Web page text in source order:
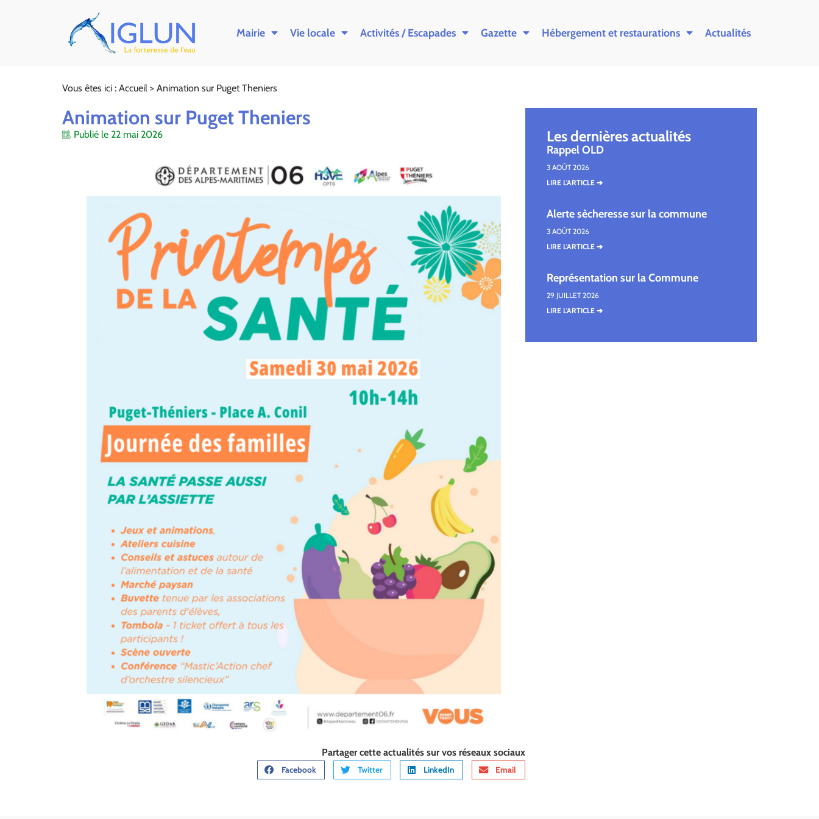
Mairie Vie locale Activités / Escapades Gazette Hébergement et restaurations Actualités
Vous êtes ici : Accueil > Animation sur Puget Theniers
Animation sur Puget Theniers
Publié le 22 mai 2026
Partager cette actualités sur vos réseaux sociaux
Facebook Twitter LinkedIn Email
Les dernières actualités
Rappel OLD
3 AOÛT 2026
LIRE L'ARTICLE ➔
Alerte sècheresse sur la commune
3 AOÛT 2026
LIRE L'ARTICLE ➔
Représentation sur la Commune
29 JUILLET 2026
LIRE L'ARTICLE ➔